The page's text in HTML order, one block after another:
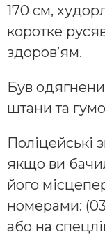
170 см,
коротке
здоров’ям.
Був
штани та
Поліцейські
якщо ви
його
номерами:
або на